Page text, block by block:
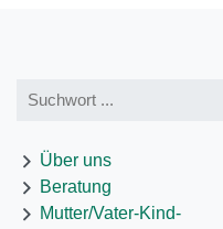
Über uns
Beratung
Mutter/Vater-Kind-